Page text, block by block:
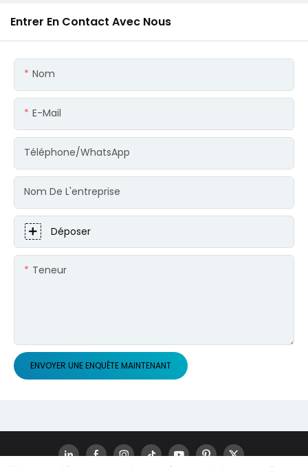
Entrer En Contact Avec Nous
Nom
E-Mail
Téléphone/WhatsApp
Nom De L'entreprise
Déposer
Teneur
ENVOYER UNE ENQUÊTE MAINTENANT